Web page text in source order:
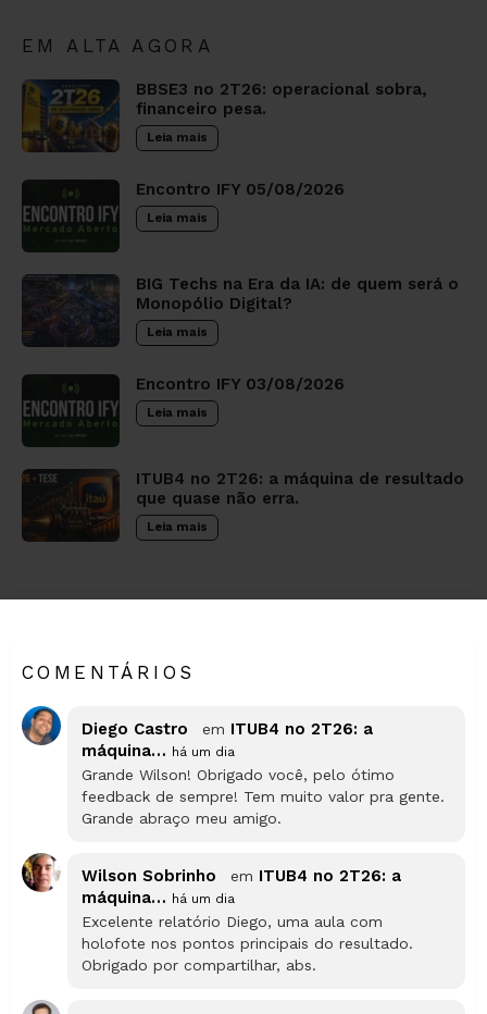
EM ALTA AGORA
BBSE3 no 2T26: operacional sobra,
financeiro pesa.
Leia mais
Encontro IFY 05/08/2026
Leia mais
BIG Techs na Era da IA: de quem será o
Monopólio Digital?
Leia mais
Encontro IFY 03/08/2026
Leia mais
ITUB4 no 2T26: a máquina de resultado
que quase não erra.
Leia mais
COMENTÁRIOS
Diego Castro em ITUB4 no 2T26: a
máquina… há um dia
Grande Wilson! Obrigado você, pelo ótimo
feedback de sempre! Tem muito valor pra gente.
Grande abraço meu amigo.
Wilson Sobrinho em ITUB4 no 2T26: a
máquina… há um dia
Excelente relatório Diego, uma aula com
holofote nos pontos principais do resultado.
Obrigado por compartilhar, abs.